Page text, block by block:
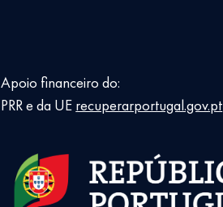
Apoio financeiro do:
PRR e da UE recuperarportugal.gov.pt